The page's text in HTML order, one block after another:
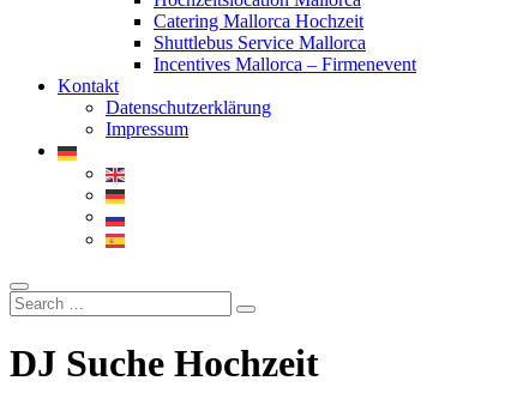
Catering Mallorca Hochzeit
Shuttlebus Service Mallorca
Incentives Mallorca – Firmenevent
Kontakt
Datenschutzerklärung
Impressum
DJ Suche Hochzeit